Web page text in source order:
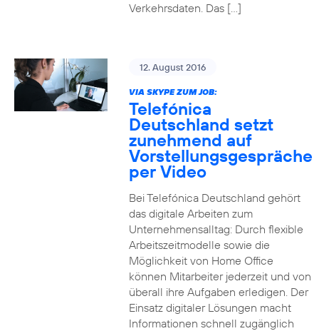
Verkehrsdaten. Das […]
12. August 2016
VIA SKYPE ZUM JOB:
Telefónica
Deutschland setzt
zunehmend auf
Vorstellungsgespräche
per Video
Bei Telefónica Deutschland gehört
das digitale Arbeiten zum
Unternehmensalltag: Durch flexible
Arbeitszeitmodelle sowie die
Möglichkeit von Home Office
können Mitarbeiter jederzeit und von
überall ihre Aufgaben erledigen. Der
Einsatz digitaler Lösungen macht
Informationen schnell zugänglich